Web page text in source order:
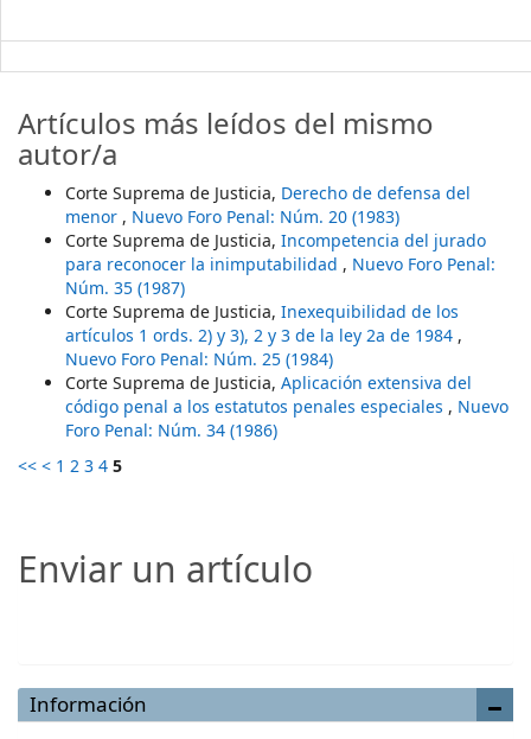
Artículos más leídos del mismo
autor/a
Corte Suprema de Justicia, Derecho de defensa del
menor , Nuevo Foro Penal: Núm. 20 (1983)
Corte Suprema de Justicia, Incompetencia del jurado
para reconocer la inimputabilidad , Nuevo Foro Penal:
Núm. 35 (1987)
Corte Suprema de Justicia, Inexequibilidad de los
artículos 1 ords. 2) y 3), 2 y 3 de la ley 2a de 1984 ,
Nuevo Foro Penal: Núm. 25 (1984)
Corte Suprema de Justicia, Aplicación extensiva del
código penal a los estatutos penales especiales , Nuevo
Foro Penal: Núm. 34 (1986)
<< < 1 2 3 4 5
Enviar un artículo
Información